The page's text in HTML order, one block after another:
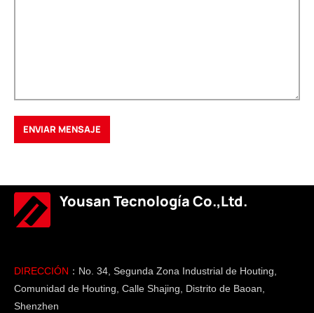
Yousan Tecnología Co.,Ltd.
DIRECCIÓN ：No. 34, Segunda Zona Industrial de Houting,
Comunidad de Houting, Calle Shajing, Distrito de Baoan,
Shenzhen